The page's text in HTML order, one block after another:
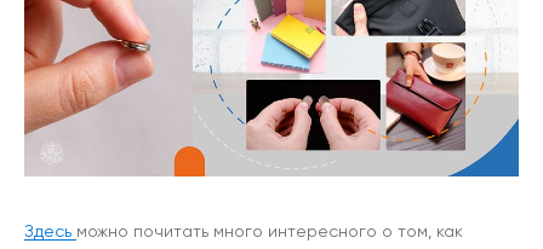
Здесь можно почитать много интересного о том, как